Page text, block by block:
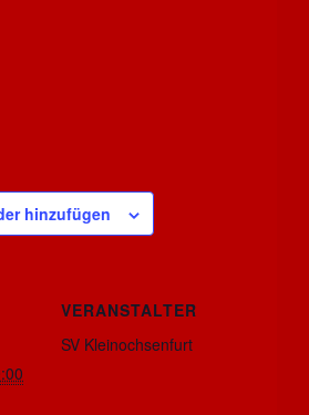
hinzufügen
VERANSTALTER
SV Kleinochsenfurt